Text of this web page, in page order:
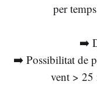
per
➡️
➡️ Possibilitat de
vent > 25